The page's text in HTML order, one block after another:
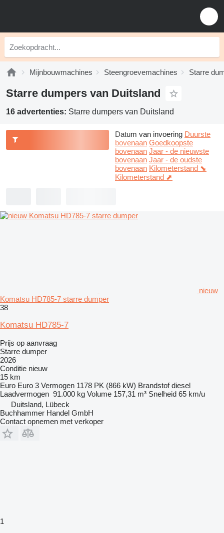
Mijnbouwmachines Steengroevemachines Starre
Starre dumpers van Duitsland
16 advertenties: Starre dumpers van Duitsland
Datum van invoering Duurste
bovenaan Goedkoopste
bovenaan Jaar - de nieuwste
bovenaan Jaar - de oudste
bovenaan Kilometerstand ⬊
Kilometerstand ⬈
nieuw
Komatsu HD785-7 starre dumper
38
Komatsu HD785-7
Prijs op aanvraag
Starre dumper
2026
Conditie nieuw
15 km
Euro Euro 3 Vermogen 1178 PK (866 kW) Brandstof diesel
Laadvermogen 91.000 kg Volume 157,31 m³ Snelheid 65 km/u
Duitsland, Lübeck
Buchhammer Handel GmbH
Contact opnemen met verkoper
1